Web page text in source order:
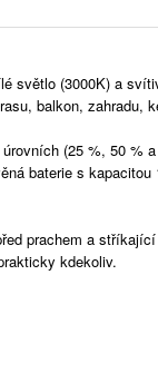
světlo (3000K) a
balkon, zahradu,
(25 %, 50 %
baterie s
prachem a
kdekoliv.